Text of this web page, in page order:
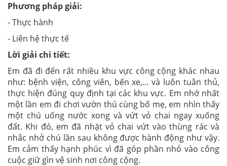
Phương pháp giải:
- Thực hành
- Liên hệ thực tế
Lời giải chi tiết:
Em đã đi đến rất nhiều khu vực công cộng khác nhau
như: bệnh viện, công viên, bến xe,... và luôn tuân thủ,
thực hiện đúng quy định tại các khu vực. Em nhớ nhất
một lần em đi chơi vườn thú cùng bố mẹ, em nhìn thấy
một chú uống nước xong và vứt vỏ chai ngay xuống
đất. Khi đó, em đã nhặt vỏ chai vứt vào thùng rác và
nhắc nhở chú lần sau không được hành động như vậy.
Em cảm thấy hạnh phúc vì đã góp phần nhỏ vào công
cuộc giữ gìn vệ sinh nơi công cộng.